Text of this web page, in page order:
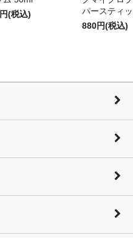
(税込)
パースティ
880円(税込)